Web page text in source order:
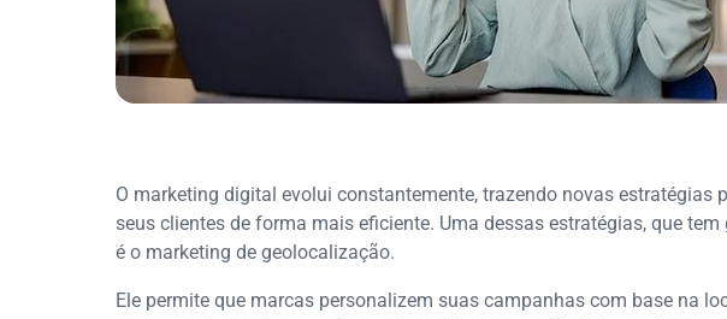
O marketing digital evolui constantemente, trazendo novas estratégias
seus clientes de forma mais eficiente. Uma dessas estratégias, que
é o marketing de geolocalização.
Ele permite que marcas personalizem suas campanhas com base na